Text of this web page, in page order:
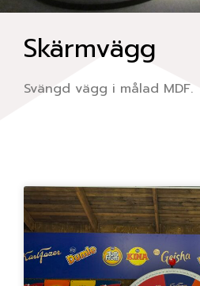
Skärmvägg
Svängd vägg i målad MDF.
Sida Sida Sida